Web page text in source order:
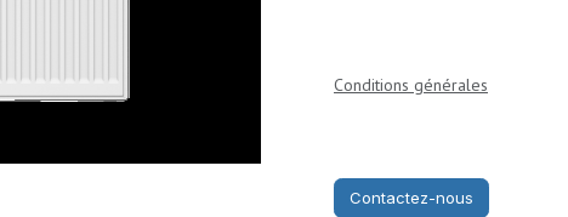
Conditions générales
Contactez-nous